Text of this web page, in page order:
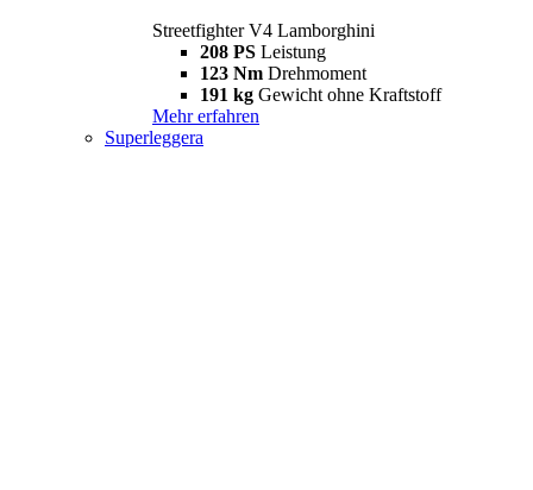
Streetfighter V4 Lamborghini
208 PS Leistung
123 Nm Drehmoment
191 kg Gewicht ohne Kraftstoff
Mehr erfahren
Superleggera